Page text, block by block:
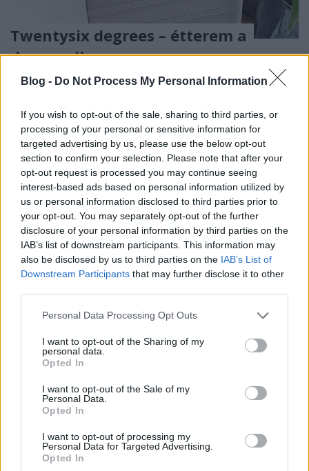
Blog - Do Not Process My Personal Information
If you wish to opt-out of the sale, sharing to third parties, or
processing of your personal or sensitive information for
targeted advertising by us, please use the below opt-out
section to confirm your selection. Please note that after your
opt-out request is processed you may continue seeing
interest-based ads based on personal information utilized by
us or personal information disclosed to third parties prior to
your opt-out. You may separately opt-out of the further
disclosure of your personal information by third parties on the
IAB’s list of downstream participants. This information may
also be disclosed by us to third parties on the IAB’s List of
Downstream Participants that may further disclose it to other
Please note that this website/app uses one or more Google
not limited to your visit or usage behaviour. You may click to
grant or deny consent to Google and its third-party tags to
use your data for below specified purposes in below Google
consent section.
Personal Data Processing Opt Outs
I want to opt-out of the Sharing of my
personal data.
Opted In
I want to opt-out of the Sale of my
Personal Data.
Opted In
I want to opt-out of processing my
Personal Data for Targeted Advertising.
Opted In
Twentysix degrees – étterem a
dzsungelben
Havasilive•2020. december 21.
Az újabb kijárási korlátozások előtti utolsó éttermi
látogatásom a belváros szívében egy növényekkel
teli, zöld kertben volt. Pont amiatt ...
A család téli kedvence
Havasilive•2020. december 20.
Mivel gyorsan elő lehet készíteni, és még a 15
hónapos kisfiam is imádja, ezért rendszeresen